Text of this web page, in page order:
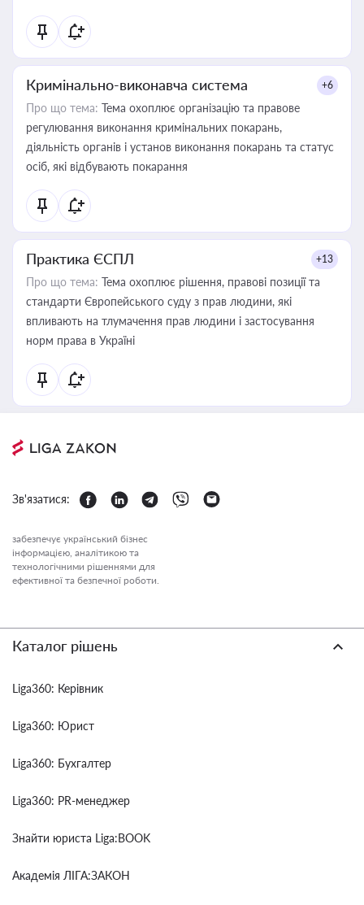
Кримінально-виконавча система +6
Про що тема: Тема охоплює організацію та правове
регулювання виконання кримінальних покарань,
діяльність органів і установ виконання покарань та статус
осіб, які відбувають покарання
Практика ЄСПЛ +13
Про що тема: Тема охоплює рішення, правові позиції та
стандарти Європейського суду з прав людини, які
впливають на тлумачення прав людини і застосування
норм права в Україні
Зв'язатися:
забезпечує український бізнес
інформацією, аналітикою та
технологічними рішеннями для
ефективної та безпечної роботи.
Каталог рішень
Liga360: Керівник
Liga360: Юрист
Liga360: Бухгалтер
Liga360: PR-менеджер
Знайти юриста Liga:BOOK
Академія ЛІГА:ЗАКОН